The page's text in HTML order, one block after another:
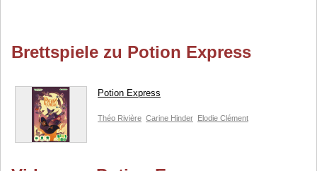
Brettspiele zu Potion Express
Potion Express
Théo Rivière Carine Hinder Elodie Clément